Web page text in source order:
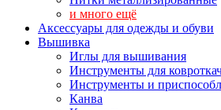
и много ещё
Аксессуары для одежды и обуви
Вышивка
Иглы для вышивания
Инструменты для
Инструменты и
Канва